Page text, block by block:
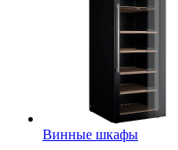
Винные шкафы